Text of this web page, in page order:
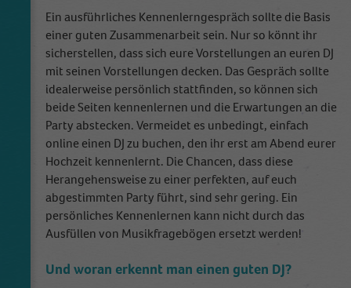
Ein ausführliches Kennenlerngespräch sollte die Basis
einer guten Zusammenarbeit sein. Nur so könnt ihr
sicherstellen, dass sich eure Vorstellungen an euren DJ
mit seinen Vorstellungen decken. Das Gespräch sollte
idealerweise persönlich stattfinden, so können sich
beide Seiten kennenlernen und die Erwartungen an die
Party abstecken. Vermeidet es unbedingt, einfach
online einen DJ zu buchen, den ihr erst am Abend eurer
Hochzeit kennenlernt. Die Chancen, dass diese
Herangehensweise zu einer perfekten, auf euch
abgestimmten Party führt, sind sehr gering. Ein
persönliches Kennenlernen kann nicht durch das
Ausfüllen von Musikfragebögen ersetzt werden!
Und woran erkennt man einen guten DJ?